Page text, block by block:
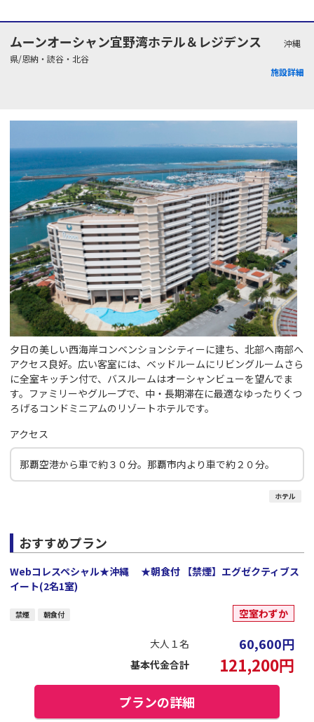
ムーンオーシャン宜野湾ホテル＆レジデンス
沖縄
県/恩納・読谷・北谷
施設詳細
夕日の美しい西海岸コンベンションシティーに建ち、北部へ南部へ
アクセス良好。広い客室には、ベッドルームにリビングルームさら
に全室キッチン付で、バスルームはオーシャンビューを望んでま
す。ファミリーやグループで、中・長期滞在に最適なゆったりくつ
ろげるコンドミニアムのリゾートホテルです。
アクセス
那覇空港から車で約３０分。那覇市内より車で約２０分。
ホテル
おすすめプラン
Webコレスペシャル★沖縄 ★朝食付 【禁煙】エグゼクティブス
イート(2名1室)
禁煙 朝食付 空室わずか
大人１名 60,600円
基本代金合計 121,200円
プランの詳細